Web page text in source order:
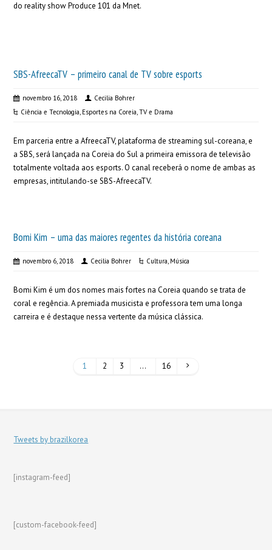
do reality show Produce 101 da Mnet.
SBS-AfreecaTV – primeiro canal de TV sobre esports
novembro 16, 2018
Cecilia Bohrer
Ciência e Tecnologia, Esportes na Coreia,TV e Drama
Em parceria entre a AfreecaTV, plataforma de streaming sul-coreana, e
a SBS, será lançada na Coreia do Sul a primeira emissora de televisão
totalmente voltada aos esports. O canal receberá o nome de ambas as
empresas, intitulando-se SBS-AfreecaTV.
Bomi Kim – uma das maiores regentes da história coreana
novembro 6, 2018 Cecilia Bohrer Cultura, Música
Bomi Kim é um dos nomes mais fortes na Coreia quando se trata de
coral e regência. A premiada musicista e professora tem uma longa
carreira e é destaque nessa vertente da música clássica.
1 2 3 … 16
Tweets by brazilkorea
[instagram-feed]
[custom-facebook-feed]